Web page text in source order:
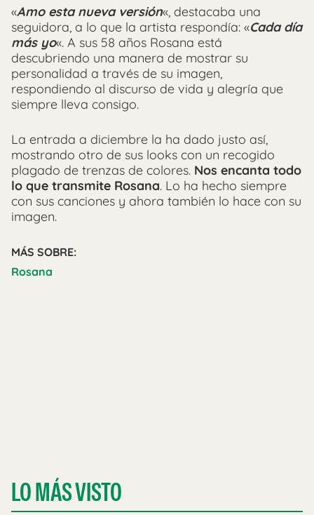
«Amo esta nueva versión«, destacaba una
seguidora, a lo que la artista respondía: «Cada día
más yo«. A sus 58 años Rosana está
descubriendo una manera de mostrar su
personalidad a través de su imagen,
respondiendo al discurso de vida y alegría que
siempre lleva consigo.
La entrada a diciembre la ha dado justo así,
mostrando otro de sus looks con un recogido
plagado de trenzas de colores. Nos encanta todo
lo que transmite Rosana. Lo ha hecho siempre
con sus canciones y ahora también lo hace con su
imagen.
MÁS SOBRE:
Rosana
LO MÁS VISTO